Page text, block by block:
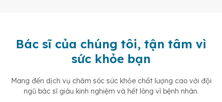
Bác sĩ của chúng tôi, tận tâm vì
sức khỏe bạn
Mang đến dịch vụ chăm sóc sức khỏe chất lượng cao với đội
ngũ bác sĩ giàu kinh nghiệm và hết lòng vì bệnh nhân.